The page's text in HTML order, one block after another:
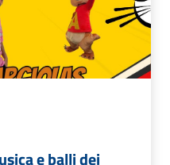
e balli dei